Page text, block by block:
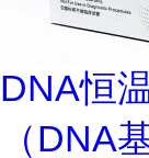
DNA恒
（DNA